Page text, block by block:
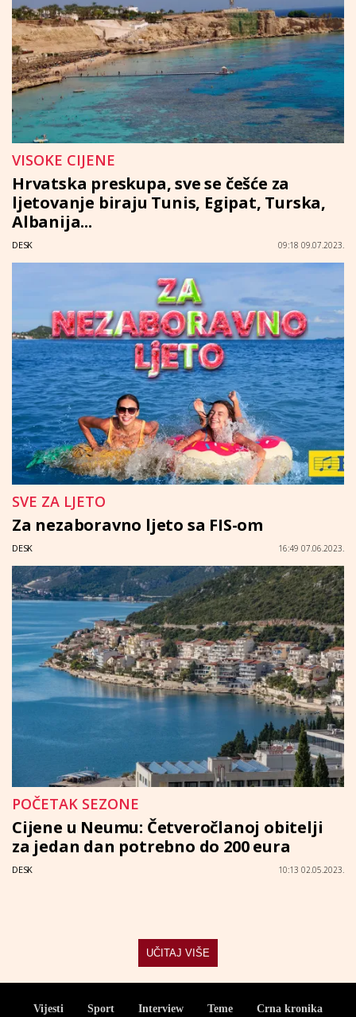
VISOKE CIJENE
Hrvatska preskupa, sve se češće za
ljetovanje biraju Tunis, Egipat, Turska,
Albanija...
DESK 09:18 09.07.2023.
SVE ZA LJETO
Za nezaboravno ljeto sa FIS-om
DESK 16:49 07.06.2023.
POČETAK SEZONE
Cijene u Neumu: Četveročlanoj obitelji
za jedan dan potrebno do 200 eura
DESK 10:13 02.05.2023.
UČITAJ VIŠE
Vijesti Sport Interview Teme Crna kronika